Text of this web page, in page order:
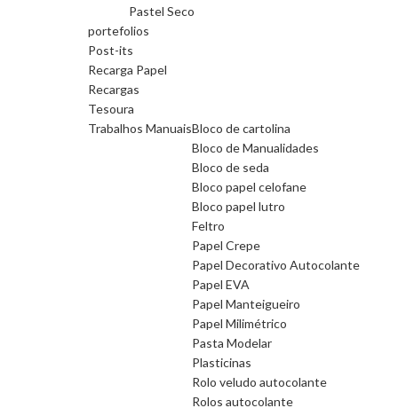
Pastel Seco
portefolios
Post-its
Recarga Papel
Recargas
Tesoura
Trabalhos ManuaisBloco de cartolina
Bloco de Manualidades
Bloco de seda
Bloco papel celofane
Bloco papel lutro
Feltro
Papel Crepe
Papel Decorativo Autocolante
Papel EVA
Papel Manteigueiro
Papel Milimétrico
Pasta Modelar
Plasticinas
Rolo veludo autocolante
Rolos autocolante